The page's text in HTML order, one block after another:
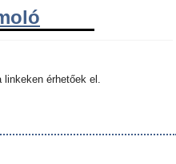
linkeken érhetőek el.